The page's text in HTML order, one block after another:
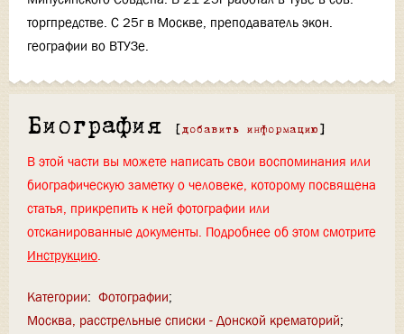
торгпредстве. С 25г в Москве, преподаватель экон.
географии во ВТУЗе.
Биография [ добавить информацию ]
В этой части вы можете написать свои воспоминания или
биографическую заметку о человеке, которому посвящена
статья, прикрепить к ней фотографии или
отсканированные документы. Подробнее об этом смотрите
Инструкцию.
Категории: Фотографии
Москва, расстрельные списки - Донской крематорий